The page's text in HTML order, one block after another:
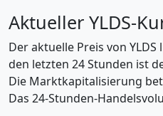
Aktueller YLDS-
Der aktuelle Preis von YLDS
den letzten 24 Stunden ist
Die Marktkapitalisierung
Das 24-Stunden-